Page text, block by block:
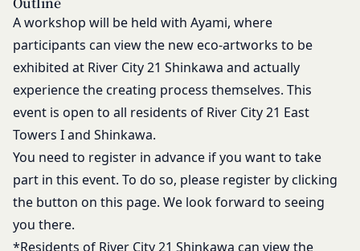
A workshop will be held with Ayami, where
participants can view the new eco-artworks to be
exhibited at River City 21 Shinkawa and actually
experience the creating process themselves. This
event is open to all residents of River City 21 East
Towers I and Shinkawa.
You need to register in advance if you want to take
part in this event. To do so, please register by clicking
the button on this page. We look forward to seeing
you there.
*Residents of River City 21 Shinkawa can view the
第12条（取得情報の取り扱い）
当社は、会員が本サービスの登録その他一切の利用
の過程において、当社が取得した情報の取り扱い
は、プライバシーポリシーの定めによるものとし、
会員は、プライバシーポリシーの定めに従い、当社
が会員から取得した情報を取り扱うことについて、
承諾したものとします。
当社は取得した会員情報を下記の目的に利用するこ
とがあります。
本サービスへのログイン時における本人確認